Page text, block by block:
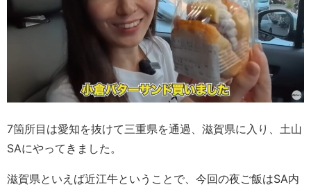
7箇所目は愛知を抜けて三重県を通過、滋賀県に入り、土山
SAにやってきました。
滋賀県といえば近江牛ということで、今回の夜ご飯はSA内